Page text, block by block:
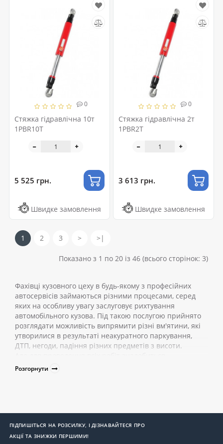
0
Стяжка гідравлічна 10т
1PBR10T
5 525 грн.
Швидке замовлення
0
Стяжка гідравлічна 2т
1PBR2T
3 613 грн.
Швидке замовлення
1 2 3 > >|
Показано з 1 по 20 із 46 (всього сторінок: 3)
Фахівці кузовного цеху в будь-якому з професійних
автосервісів займаються різними процесами, серед
яких на особливу увагу заслуговує рихтування
автомобільного кузова. Під такою послугою прийнято
розглядати можливість випрямити різні вм'ятини, які
утворилися в результаті неакуратного паркування,
ДТП, негоди, падіння різних предметів з висоти.
спеціальний рихтувальний набір, до якого входять
Що входить до набору рихтувального
обладнання для СТО?
Розгорнути
ПІДПИШІТЬСЯ НА РОЗСИЛКУ, І ДІЗНАВАЙТЕСЯ ПРО
АКЦІЇ ТА ЗНИЖКИ ПЕРШИМИ!